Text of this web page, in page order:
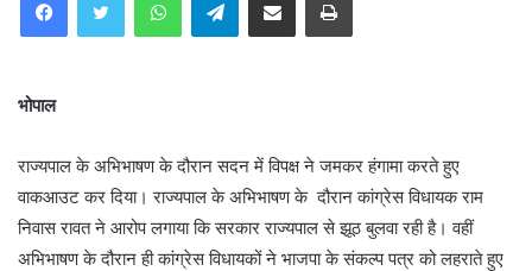
भोपाल
राज्यपाल के अभिभाषण के दौरान सदन में विपक्ष ने जमकर हंगामा करते हुए
वाकआउट कर दिया। राज्यपाल के अभिभाषण के दौरान कांग्रेस विधायक राम
निवास रावत ने आरोप लगाया कि सरकार राज्यपाल से झूठ बुलवा रही है। वहीं
अभिभाषण के दौरान ही कांग्रेस विधायकों ने भाजपा के संकल्प पत्र को लहराते हुए